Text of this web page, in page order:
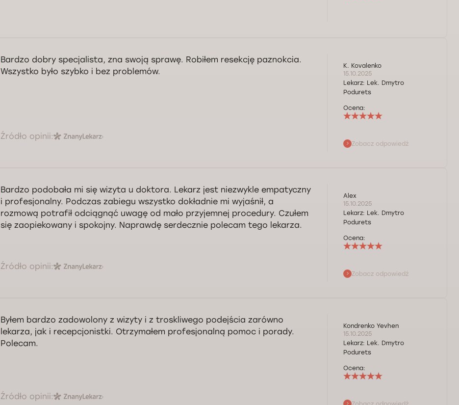
Bardzo dobry specjalista, zna swoją sprawę. Robiłem resekcję paznokcia.
Wszystko było szybko i bez problemów.
Źródło opinii:
Kontrola jakości świadczonych usług Doctorpro
K. Kovalenko
15.10.2025
Lekarz: Lek. Dmytro
Podurets
Ocena:
Zobacz odpowiedź
Bardzo podobała mi się wizyta u doktora. Lekarz jest niezwykle empatyczny
i profesjonalny. Podczas zabiegu wszystko dokładnie mi wyjaśnił, a
rozmową potrafił odciągnąć uwagę od mało przyjemnej procedury. Czułem
się zaopiekowany i spokojny. Naprawdę serdecznie polecam tego lekarza.
Źródło opinii:
Kontrola jakości świadczonych usług Doctorpro
Alex
15.10.2025
Lekarz: Lek. Dmytro
Podurets
Ocena:
Zobacz odpowiedź
Byłem bardzo zadowolony z wizyty i z troskliwego podejścia zarówno
lekarza, jak i recepcjonistki. Otrzymałem profesjonalną pomoc i porady.
Polecam.
Źródło opinii:
Kondrenko Yevhen
15.10.2025
Lekarz: Lek. Dmytro
Podurets
Ocena: